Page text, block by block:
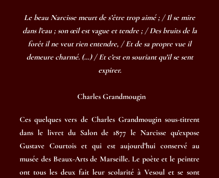
Le beau Narcisse meurt de s’être trop aimé ; / Il se mire
dans l’eau ; son œil est vague et tendre ; / Des bruits de la
forêt il ne veut rien entendre, / Et de sa propre vue il
demeure charmé. (…) / Et c’est en souriant qu’il se sent
expirer.
Charles Grandmougin
Ces quelques vers de Charles Grandmougin sous-titrent
dans le livret du Salon de 1877 le Narcisse qu’expose
Gustave Courtois et qui est aujourd’hui conservé au
musée des Beaux-Arts de Marseille. Le poète et le peintre
ont tous les deux fait leur scolarité à Vesoul et se sont